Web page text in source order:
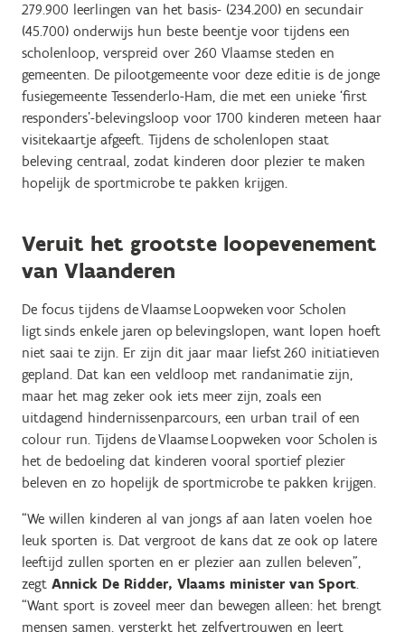
279.900 leerlingen van het basis- (234.200) en secundair
(45.700) onderwijs hun beste beentje voor tijdens een
scholenloop, verspreid over 260 Vlaamse steden en
gemeenten. De pilootgemeente voor deze editie is de jonge
fusiegemeente Tessenderlo-Ham, die met een unieke ‘first
responders’-belevingsloop voor 1700 kinderen meteen haar
visitekaartje afgeeft. Tijdens de scholenlopen staat
beleving centraal, zodat kinderen door plezier te maken
hopelijk de sportmicrobe te pakken krijgen.
Veruit het grootste loopevenement
van Vlaanderen
De focus tijdens de Vlaamse Loopweken voor Scholen
ligt sinds enkele jaren op belevingslopen, want lopen hoeft
niet saai te zijn. Er zijn dit jaar maar liefst 260 initiatieven
gepland. Dat kan een veldloop met randanimatie zijn,
maar het mag zeker ook iets meer zijn, zoals een
uitdagend hindernissenparcours, een urban trail of een
colour run. Tijdens de Vlaamse Loopweken voor Scholen is
het de bedoeling dat kinderen vooral sportief plezier
beleven en zo hopelijk de sportmicrobe te pakken krijgen.
“We willen kinderen al van jongs af aan laten voelen hoe
leuk sporten is. Dat vergroot de kans dat ze ook op latere
leeftijd zullen sporten en er plezier aan zullen beleven”,
zegt Annick De Ridder, Vlaams minister van Sport.
“Want sport is zoveel meer dan bewegen alleen: het brengt
mensen samen, versterkt het zelfvertrouwen en leert